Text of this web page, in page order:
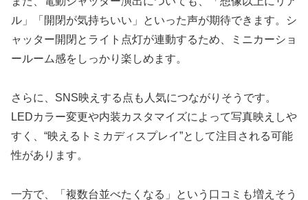
ル」「開閉が気持ちいい」といった声が期待できます。シ
ャッター開閉とライト点灯が連動するため、ミニカーショ
ールーム感をしっかり楽しめます。
さらに、SNS映えする点も人気につながりそうです。
LEDカラー変更や内装カスタマイズによって写真映えしや
すく、“映えるトミカディスプレイ”として注目される可能
性があります。
一方で、「複数台並べたくなる」という口コミも増えそう